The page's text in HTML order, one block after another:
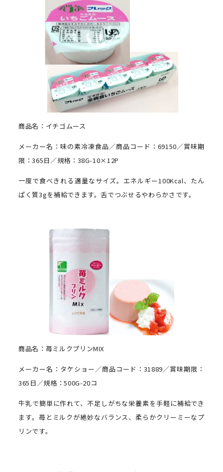
商品名：イチゴムース
メーカー名：味の素冷凍食品／商品コード：69150／賞味期
限：365日／規格：38G-10×12P
一度で食べきれる適量なサイズ。エネルギー100Kcal、たん
ぱく質3gを補給できます。舌でつぶせるやわらかさです。
商品名：苺ミルクプリンMIX
メーカー名：タケショー／商品コード：31889／賞味期限：
365日／規格：500G-20コ
牛乳で簡単に作れて、不足しがちな栄養素を手軽に補給でき
ます。苺とミルクが絶妙なバランス、柔らかクリーミーなプ
リンです。